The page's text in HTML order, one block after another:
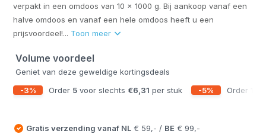
verpakt in een omdoos van 10 x 1000 g. Bij aankoop vanaf een
halve omdoos en vanaf een hele omdoos heeft u een
prijsvoordeel!... Toon meer
Volume voordeel
Geniet van deze geweldige kortingsdeals
-3%
Order 5 voor slechts €6,31 per stuk -5% Order
Gratis verzending vanaf NL € 59,- / BE € 99,-